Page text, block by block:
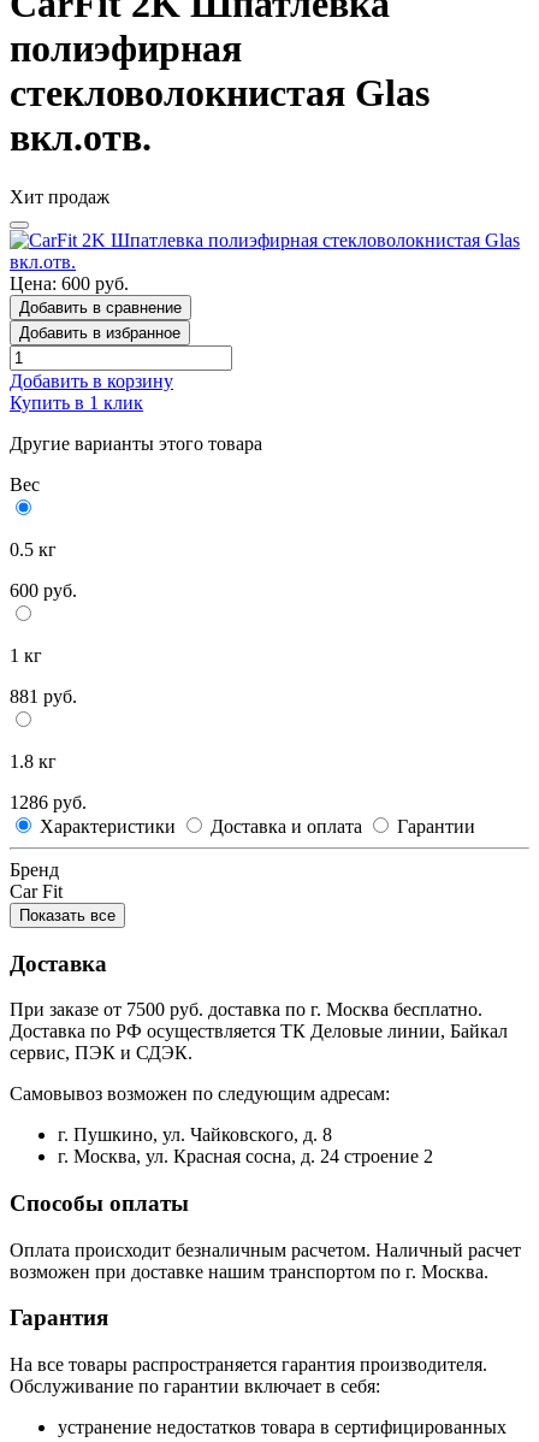
полиэфирная
стекловолокнистая Glas
вкл.отв.
Хит продаж
Цена: 600 руб.
Добавить в сравнение
Добавить в избранное
Добавить в корзину
Купить в 1 клик
Другие варианты этого товара
Вес
0.5 кг
600 руб.
1 кг
881 руб.
1.8 кг
1286 руб.
Характеристики
Доставка и оплата Гарантии
Бренд
Car Fit
Показать все
Доставка
При заказе от 7500 руб. доставка по г. Москва бесплатно.
Доставка по РФ осуществляется ТК Деловые линии, Байкал
сервис, ПЭК и СДЭК.
Самовывоз возможен по следующим адресам:
г. Пушкино, ул. Чайковского, д. 8
г. Москва, ул. Красная сосна, д. 24 строение 2
Способы оплаты
Оплата происходит безналичным расчетом. Наличный расчет
возможен при доставке нашим транспортом по г. Москва.
Гарантия
На все товары распространяется гарантия производителя.
Обслуживание по гарантии включает в себя:
устранение недостатков товара в сертифицированных